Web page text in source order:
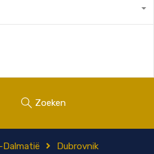
Zoeken
Dalmatië Dubrovnik